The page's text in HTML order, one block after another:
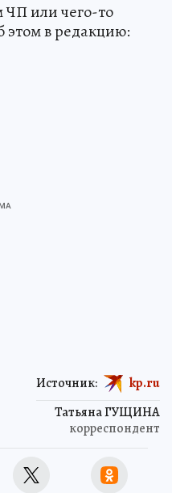
ЧП или чего-то
этом в редакцию:
Татьяна ГУЩИНА
корреспондент
Источник: kp.ru